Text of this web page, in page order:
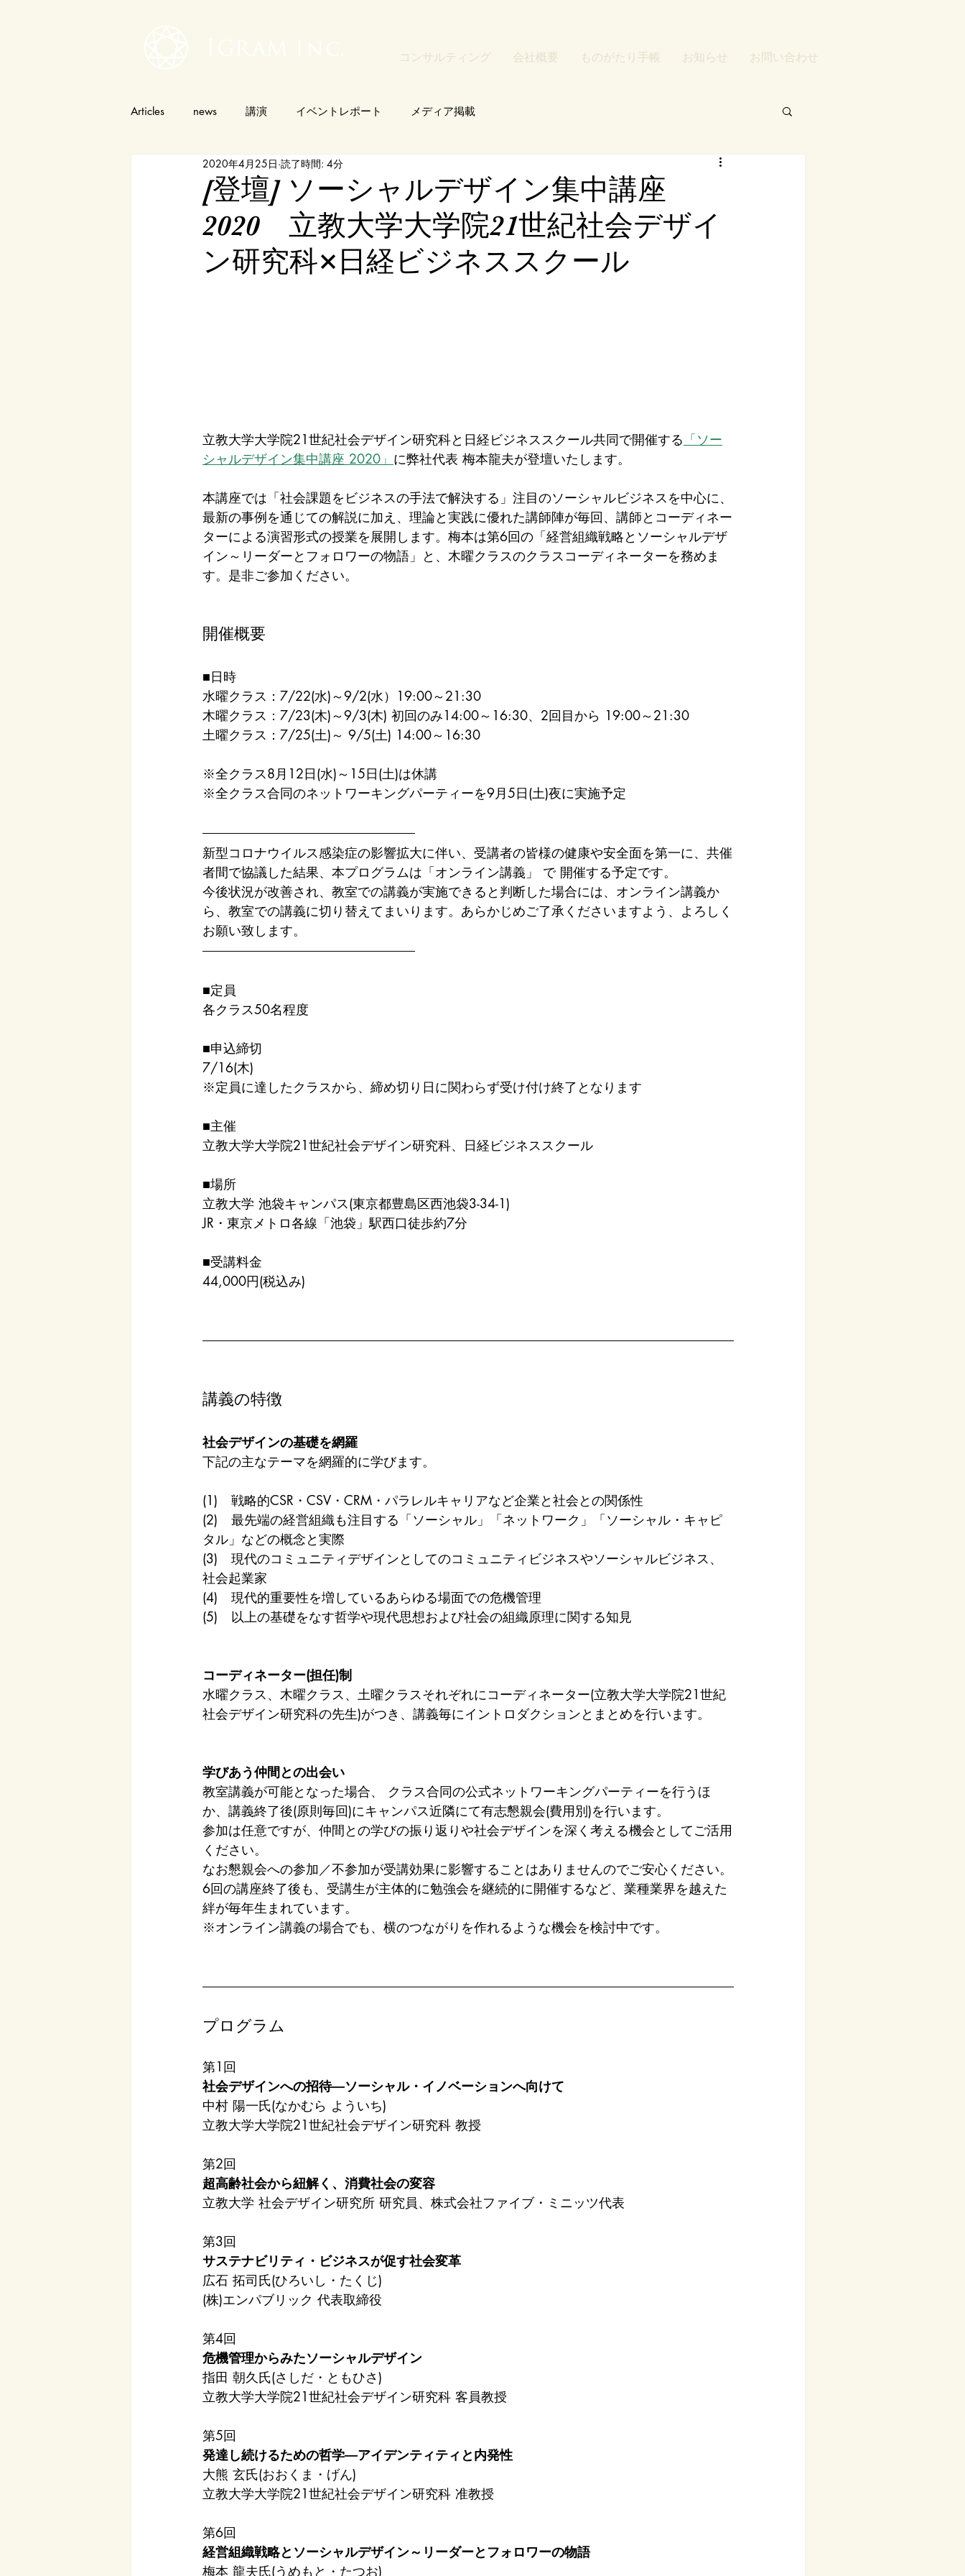
コンサルティング 会社概要 ものがたり手帳 お知らせ お問い合わせ
Articles news 講演 イベントレポート メディア掲載
[登壇] ソーシャルデザイン集中講座
2020 立教大学大学院21世紀社会デザイ
ン研究科×日経ビジネススクール
2020年4月25日 読了時間: 4分
立教大学大学院21世紀社会デザイン研究科と日経ビジネススクール共同で開催する 「ソー
シャルデザイン集中講座 2020」 に弊社代表 梅本龍夫が登壇いたします。
本講座では「社会課題をビジネスの手法で解決する」注目のソーシャルビジネスを中心に、
最新の事例を通じての解説に加え、理論と実践に優れた講師陣が毎回、講師とコーディネー
ターによる演習形式の授業を展開します。梅本は第6回の「経営組織戦略とソーシャルデザ
イン～リーダーとフォロワーの物語」と、木曜クラスのクラスコーディネーターを務めま
す。是非ご参加ください。
開催概要
■日時
水曜クラス：7/22(水)～9/2(水）19:00～21:30
木曜クラス：7/23(木)～9/3(木) 初回のみ14:00～16:30、2回目から 19:00～21:30
土曜クラス：7/25(土)～ 9/5(土) 14:00～16:30
※全クラス8月12日(水)～15日(土)は休講
※全クラス合同のネットワーキングパーティーを9月5日(土)夜に実施予定
新型コロナウイルス感染症の影響拡大に伴い、受講者の皆様の健康や安全面を第一に、共催
者間で協議した結果、本プログラムは「オンライン講義」 で 開催する予定です。
今後状況が改善され、教室での講義が実施できると判断した場合には、オンライン講義か
ら、教室での講義に切り替えてまいります。あらかじめご了承くださいますよう、よろしく
お願い致します。
■定員
各クラス50名程度
■申込締切
7/16(木)
※定員に達したクラスから、締め切り日に関わらず受け付け終了となります
■主催
立教大学大学院21世紀社会デザイン研究科、日経ビジネススクール
■場所
立教大学 池袋キャンパス(東京都豊島区西池袋3-34-1)
JR・東京メトロ各線「池袋」駅西口徒歩約7分
■受講料金
44,000円(税込み)
講義の特徴
社会デザインの基礎を網羅
下記の主なテーマを網羅的に学びます。
(1)	戦略的CSR・CSV・CRM・パラレルキャリアなど企業と社会との関係性
(2)	最先端の経営組織も注目する「ソーシャル」「ネットワーク」「ソーシャル・キャピ
タル」などの概念と実際
(3)	現代のコミュニティデザインとしてのコミュニティビジネスやソーシャルビジネス、
社会起業家
(4)	現代的重要性を増しているあらゆる場面での危機管理
(5)	以上の基礎をなす哲学や現代思想および社会の組織原理に関する知見
コーディネーター(担任)制
水曜クラス、木曜クラス、土曜クラスそれぞれにコーディネーター(立教大学大学院21世紀
社会デザイン研究科の先生)がつき、講義毎にイントロダクションとまとめを行います。
学びあう仲間との出会い
教室講義が可能となった場合、 クラス合同の公式ネットワーキングパーティーを行うほ
か、講義終了後(原則毎回)にキャンパス近隣にて有志懇親会(費用別)を行います。
参加は任意ですが、仲間との学びの振り返りや社会デザインを深く考える機会としてご活用
ください。
なお懇親会への参加／不参加が受講効果に影響することはありませんのでご安心ください。
6回の講座終了後も、受講生が主体的に勉強会を継続的に開催するなど、業種業界を越えた
絆が毎年生まれています。
※オンライン講義の場合でも、横のつながりを作れるような機会を検討中です。
プログラム
第1回
社会デザインへの招待―ソーシャル・イノベーションへ向けて
中村 陽一氏(なかむら よういち)
立教大学大学院21世紀社会デザイン研究科 教授
第2回
超高齢社会から紐解く、消費社会の変容
立教大学 社会デザイン研究所 研究員、株式会社ファイブ・ミニッツ代表
第3回
サステナビリティ・ビジネスが促す社会変革
広石 拓司氏(ひろいし・たくじ)
(株)エンパブリック 代表取締役
第4回
危機管理からみたソーシャルデザイン
指田 朝久氏(さしだ・ともひさ)
立教大学大学院21世紀社会デザイン研究科 客員教授
第5回
発達し続けるための哲学―アイデンティティと内発性
大熊 玄氏(おおくま・げん)
立教大学大学院21世紀社会デザイン研究科 准教授
第6回
経営組織戦略とソーシャルデザイン～リーダーとフォロワーの物語
梅本 龍夫氏(うめもと・たつお)